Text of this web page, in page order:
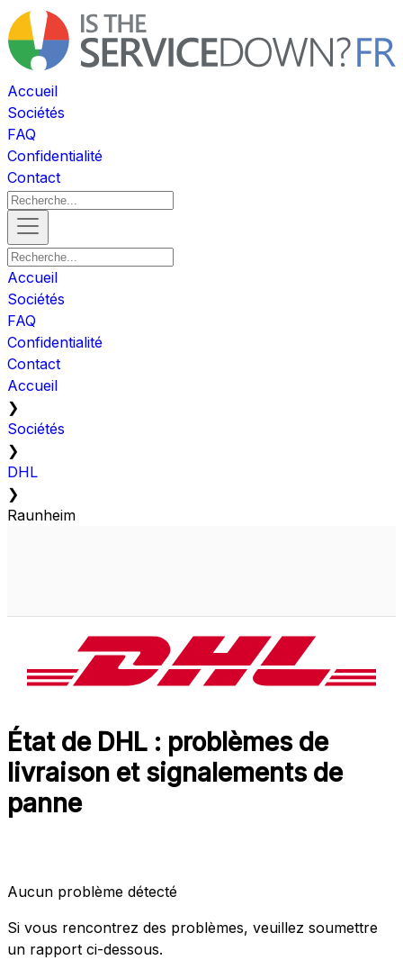
Accueil
Sociétés
FAQ
Confidentialité
Contact
Accueil
Sociétés
FAQ
Confidentialité
Contact
Accueil
❯
Sociétés
❯
DHL
❯
Raunheim
État de DHL : problèmes de
livraison et signalements de
panne
Aucun problème détecté
Si vous rencontrez des problèmes, veuillez soumettre
un rapport ci-dessous.